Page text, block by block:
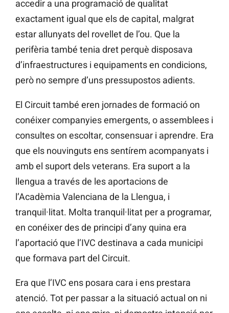
accedir a una programació de qualitat
exactament igual que els de capital, malgrat
estar allunyats del rovellet de l’ou. Que la
perifèria també tenia dret perquè disposava
d’infraestructures i equipaments en condicions,
però no sempre d’uns pressupostos adients.
El Circuit també eren jornades de formació on
conéixer companyies emergents, o assemblees i
consultes on escoltar, consensuar i aprendre. Era
que els nouvinguts ens sentírem acompanyats i
amb el suport dels veterans. Era suport a la
llengua a través de les aportacions de
l’Acadèmia Valenciana de la Llengua, i
tranquil·litat. Molta tranquil·litat per a programar,
en conéixer des de principi d’any quina era
l’aportació que l’IVC destinava a cada municipi
que formava part del Circuit.
Era que l’IVC ens posara cara i ens prestara
atenció. Tot per passar a la situació actual on ni